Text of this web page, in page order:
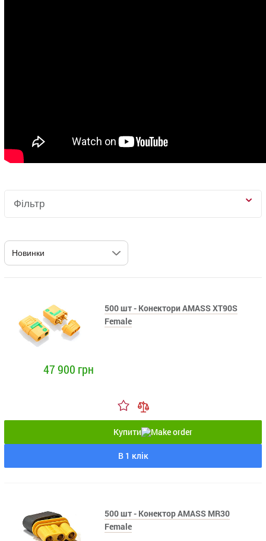
Фільтр
500 шт - Конектори AMASS XT90S
Female
47 900 грн
Купити
В 1 клік
500 шт - Конектор AMASS MR30
Female